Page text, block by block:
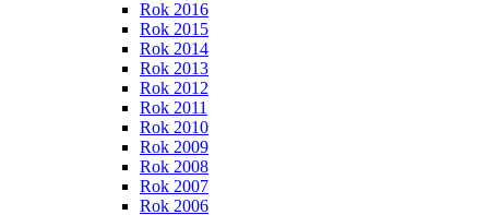
Rok 2016
Rok 2015
Rok 2014
Rok 2013
Rok 2012
Rok 2011
Rok 2010
Rok 2009
Rok 2008
Rok 2007
Rok 2006